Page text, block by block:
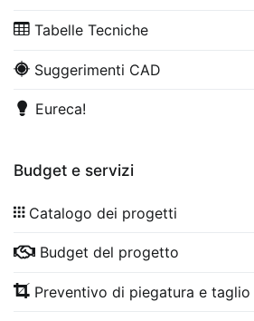
Tabelle Tecniche
Suggerimenti CAD
Eureca!
Budget e servizi
Catalogo dei progetti
Budget del progetto
Preventivo di piegatura e taglio